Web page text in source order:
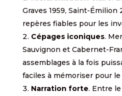
Graves 1959, Saint-
repères fiables pour les
Cépages iconiques.
Sauvignon et Cabernet-
assemblages à la fois
faciles à mémoriser pour
Narration forte. Entre